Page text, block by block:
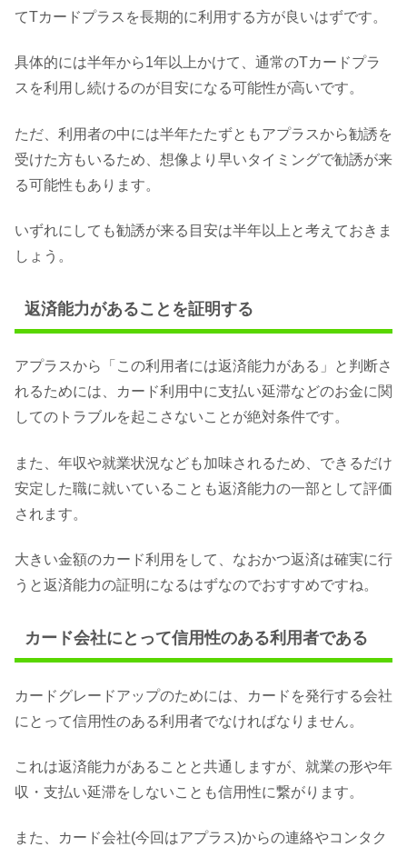
てTカードプラスを長期的に利用する方が良いはずです。
具体的には半年から1年以上かけて、通常のTカードプラ
スを利用し続けるのが目安になる可能性が高いです。
ただ、利用者の中には半年たたずともアプラスから勧誘を
受けた方もいるため、想像より早いタイミングで勧誘が来
る可能性もあります。
いずれにしても勧誘が来る目安は半年以上と考えておきま
しょう。
返済能力があることを証明する
アプラスから「この利用者には返済能力がある」と判断さ
れるためには、カード利用中に支払い延滞などのお金に関
してのトラブルを起こさないことが絶対条件です。
また、年収や就業状況なども加味されるため、できるだけ
安定した職に就いていることも返済能力の一部として評価
されます。
大きい金額のカード利用をして、なおかつ返済は確実に行
うと返済能力の証明になるはずなのでおすすめですね。
カード会社にとって信用性のある利用者である
カードグレードアップのためには、カードを発行する会社
にとって信用性のある利用者でなければなりません。
これは返済能力があることと共通しますが、就業の形や年
収・支払い延滞をしないことも信用性に繋がります。
また、カード会社(今回はアプラス)からの連絡やコンタク